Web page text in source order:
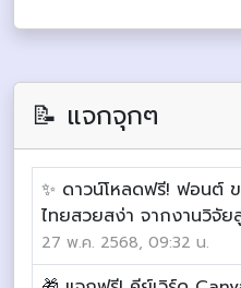
📝 แจกจุกๆ
✨ ดาวน์โหลดฟรี! ฟอนต์
ไทยสวยสง่า จากงานวิจัย
27 พ.ค. 2568, 09:32 น.